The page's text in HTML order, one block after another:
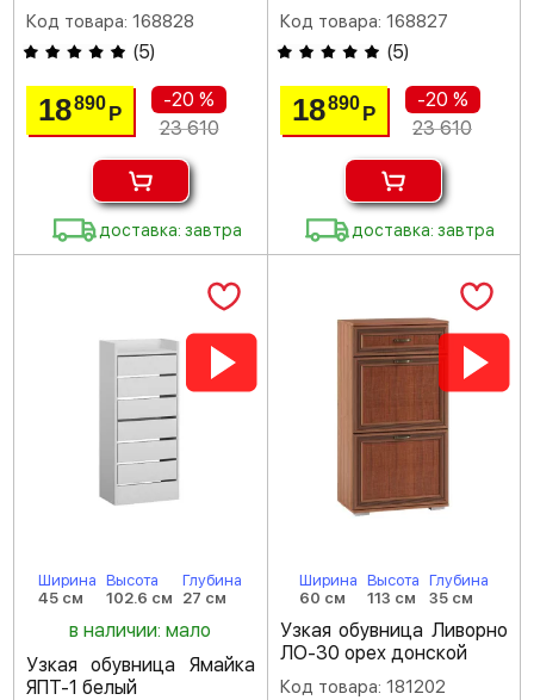
Код товара: 168828
(5)
18890Р
-20 %
23 610
доставка: завтра
Код товара: 168827
(5)
18890 Р
-20 %
23 610
доставка: завтра
Ширина
45 см
Высота
102.6 см
Глубина
27 см
в наличии: мало
Узкая обувница Ямайка
ЯПТ-1 белый
Ширина
60 см
Высота
113 см
Глубина
35 см
Узкая обувница Ливорно
ЛО-30 орех донской
Код товара: 181202